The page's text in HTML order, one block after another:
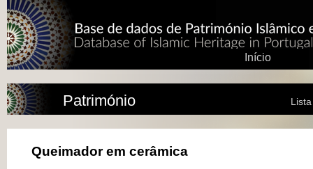
Início
Património
Queimador em cerâmica